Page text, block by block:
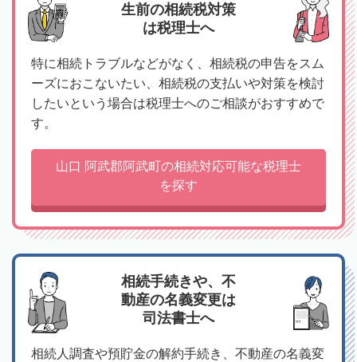
生前の相続税対策
は税理士へ
特に相続トラブルなどがなく、相続税の申告をスム
ーズにおこないたい、相続税の支払いや対策を検討
したいという場合は税理士へのご相談がおすすめで
す。
山口 阿武郡阿武町の相続対応可能な税理士
を探す
相続手続きや、不
動産の名義変更は
司法書士へ
相続人調査や預貯金の解約手続き、不動産の名義変